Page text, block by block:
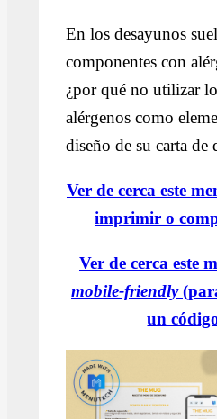
En los desayunos
componentes con
¿por qué no utilizar
alérgenos como
diseño de su carta de
Ver de cerca este
imprimir o
Ver de cerca este
mobile-friendly
un